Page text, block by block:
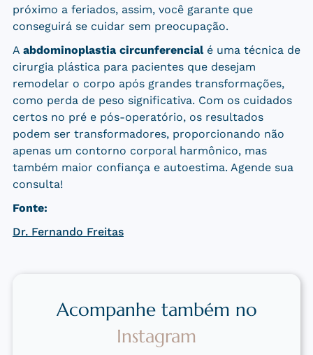
próximo a feriados, assim, você garante que
conseguirá se cuidar sem preocupação.
A abdominoplastia circunferencialé uma técnica de
cirurgia plástica para pacientes que desejam
remodelar o corpo após grandes transformações,
como perda de peso significativa. Com os cuidados
certos no pré e pós-operatório, os resultados
podem ser transformadores, proporcionando não
apenas um contorno corporal harmônico, mas
também maior confiança e autoestima. Agende sua
consulta!
Fonte:
Dr. Fernando Freitas
Acompanhe também no
Instagram